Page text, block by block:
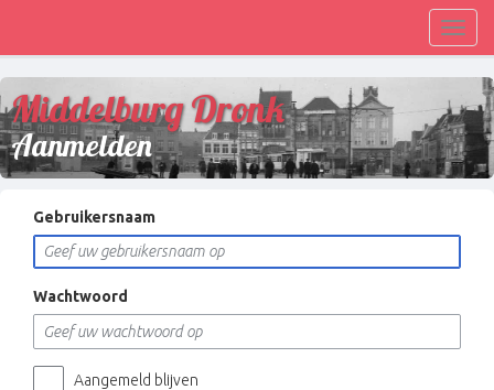
Middelburg Dronk
Aanmelden
Gebruikersnaam
Wachtwoord
Aangemeld blijven